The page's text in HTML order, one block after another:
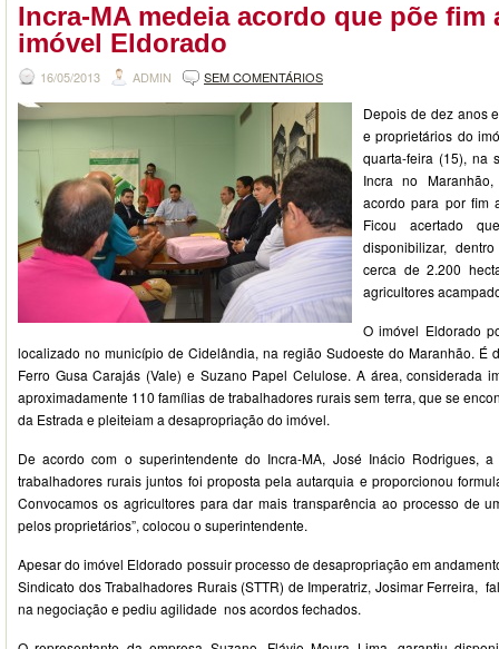
Incra-MA medeia acordo que põe
imóvel Eldorado
16/05/2013 ADMIN SEM COMENTÁRIOS
Depois de dez anos
e proprietários do
quarta-feira (15), na
Incra no
acordo para por fim
Ficou acertado
disponibilizar,
cerca de 2.200
agricultores
O imóvel Eldorado
localizado no município de Cidelândia, na região Sudoeste do Maranhão. É
Ferro Gusa Carajás (Vale) e Suzano Papel Celulose. A área, considerada
aproximadamente 110 famílias de trabalhadores rurais sem terra, que se
da Estrada e pleiteiam a desapropriação do imóvel.
De acordo com o superintendente do Incra-MA, José Inácio Rodrigues,
trabalhadores rurais juntos foi proposta pela autarquia e proporcionou
Convocamos os agricultores para dar mais transparência ao processo de
pelos proprietários”, colocou o superintendente.
Apesar do imóvel Eldorado possuir processo de desapropriação em
Sindicato dos Trabalhadores Rurais (STTR) de Imperatriz, Josimar Ferreira,
na negociação e pediu agilidade nos acordos fechados.